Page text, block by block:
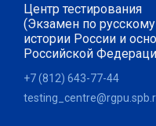
Центр тестирования
(Экзамен по
истории России и
Российской
+7 (812) 643-77-44